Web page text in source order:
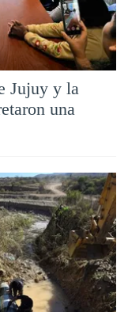
Jujuy y la
una